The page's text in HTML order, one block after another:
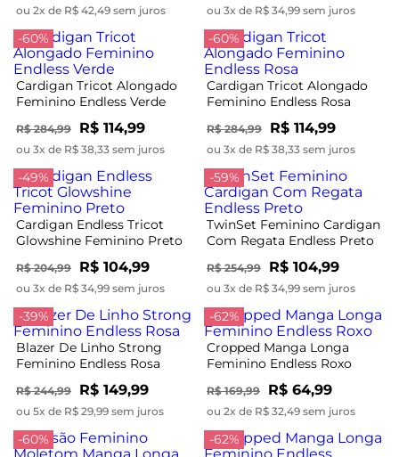
ou 2x de R$ 42,49 sem juros ou 3x de R$ 34,99 sem juros
-60%
Cardigan Tricot Alongado
Feminino Endless Verde
R$ 284,99 R$ 114,99
ou 3x de R$ 38,33 sem juros
-60%
Cardigan Tricot Alongado
Feminino Endless Rosa
R$ 284,99 R$ 114,99
ou 3x de R$ 38,33 sem juros
-49%
Cardigan Endless Tricot
Glowshine Feminino Preto
R$ 204,99 R$ 104,99
ou 3x de R$ 34,99 sem juros
-59%
TwinSet Feminino Cardigan
Com Regata Endless Preto
R$ 254,99 R$ 104,99
ou 3x de R$ 34,99 sem juros
-39%
Blazer De Linho Strong
Feminino Endless Rosa
R$ 244,99 R$ 149,99
ou 5x de R$ 29,99 sem juros
-62%
Cropped Manga Longa
Feminino Endless Roxo
R$ 169,99 R$ 64,99
ou 2x de R$ 32,49 sem juros
-60% -62%